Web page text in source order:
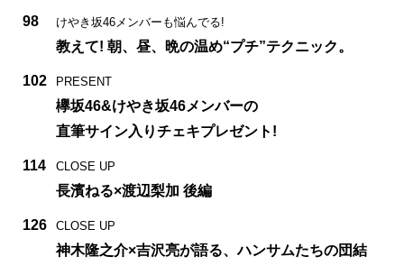
98 けやき坂46メンバーも悩んでる!
教えて! 朝、昼、晩の温め“プチ”テクニック。
102 PRESENT
欅坂46&けやき坂46メンバーの
直筆サイン入りチェキプレゼント!
114 CLOSE UP
長濱ねる×渡辺梨加 後編
126 CLOSE UP
神木隆之介×吉沢亮が語る、ハンサムたちの団結